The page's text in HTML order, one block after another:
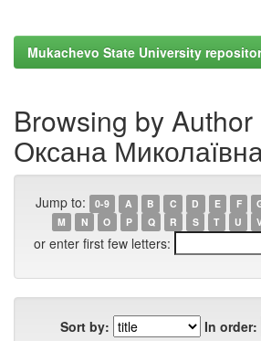
Mukachevo State University
Browsing by
Оксана
Jump to: 0-9 A B C D E F
M
N O P Q R S T U
or enter first few letters:
Sort by:
In order: